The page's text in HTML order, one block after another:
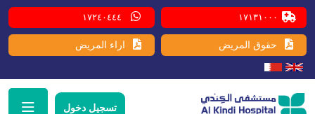
١٧١٣١٠٠٠ ١٧٢٤٠٤٤٤
حقوق المريض اراء المريض
تسجيل دخول